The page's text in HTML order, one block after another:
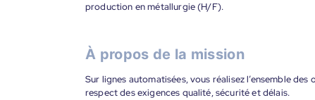
production en métallurgie (H/F).
À propos de la mission
Sur lignes automatisées, vous réalisez l’ensemble
respect des exigences qualité, sécurité et délais.